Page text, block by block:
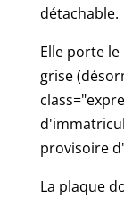
détachable.
Elle porte
grise
provisoire
La plaque